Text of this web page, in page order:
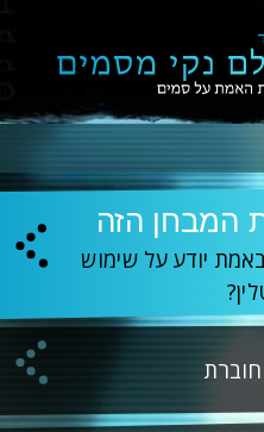
המבחן הזה
יודע על שימוש